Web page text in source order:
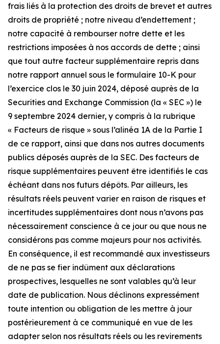
frais liés à la protection des droits de brevet et autres
droits de propriété ; notre niveau d’endettement ;
notre capacité à rembourser notre dette et les
restrictions imposées à nos accords de dette ; ainsi
que tout autre facteur supplémentaire repris dans
notre rapport annuel sous le formulaire 10-K pour
l’exercice clos le 30 juin 2024, déposé auprès de la
Securities and Exchange Commission (la « SEC ») le
9 septembre 2024 dernier, y compris à la rubrique
« Facteurs de risque » sous l’alinéa 1A de la Partie I
de ce rapport, ainsi que dans nos autres documents
publics déposés auprès de la SEC. Des facteurs de
risque supplémentaires peuvent être identifiés le cas
échéant dans nos futurs dépôts. Par ailleurs, les
résultats réels peuvent varier en raison de risques et
incertitudes supplémentaires dont nous n’avons pas
nécessairement conscience à ce jour ou que nous ne
considérons pas comme majeurs pour nos activités.
En conséquence, il est recommandé aux investisseurs
de ne pas se fier indûment aux déclarations
prospectives, lesquelles ne sont valables qu’à leur
date de publication. Nous déclinons expressément
toute intention ou obligation de les mettre à jour
postérieurement à ce communiqué en vue de les
adapter selon nos résultats réels ou les revirements